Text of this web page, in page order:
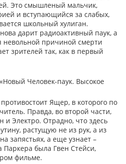
Это смышленый мальчик,
и вступающийся за слабых,
школьный хулиган.
дарит радиоактивный паук, а
невольной причиной смерти
зрителей так, как в первый
Человек-паук. Высокое
Ящер, в которого по
Правда, во второй части,
и Электро. Отрадно, что здесь
растущую не из рук, а из
запястьях, а еще узнает –
была Гвен Стейси,
фильме.